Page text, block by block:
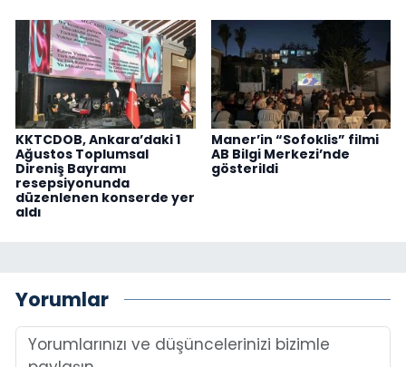
KKTCDOB, Ankara’daki 1
Ağustos Toplumsal
Direniş Bayramı
resepsiyonunda
düzenlenen konserde yer
aldı
Maner’in “Sofoklis” filmi
AB Bilgi Merkezi’nde
gösterildi
Yorumlar